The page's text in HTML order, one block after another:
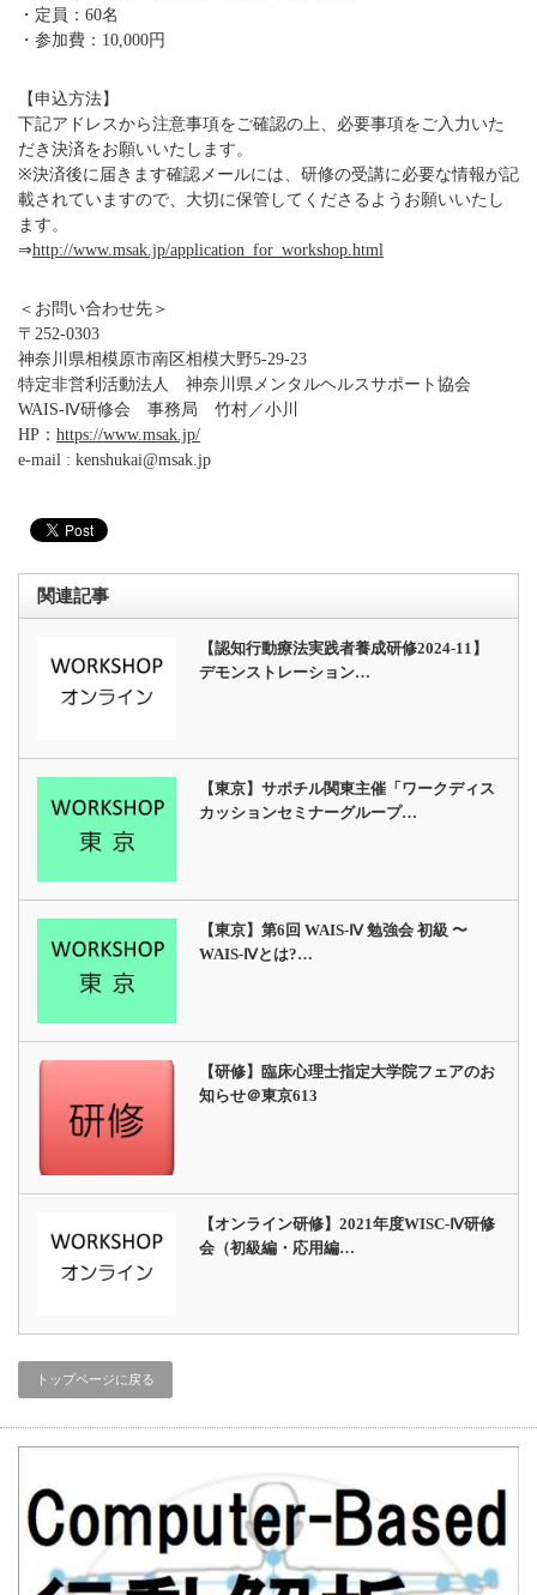
・定員：60名
・参加費：10,000円
【申込方法】
下記アドレスから注意事項をご確認の上、必要事項をご入力いた
だき決済をお願いいたします。
※決済後に届きます確認メールには、研修の受講に必要な情報が記
載されていますので、大切に保管してくださるようお願いいたし
ます。
⇒http://www.msak.jp/application_for_workshop.html
＜お問い合わせ先＞
〒252-0303
神奈川県相模原市南区相模大野5-29-23
特定非営利活動法人 神奈川県メンタルヘルスサポート協会
WAIS-Ⅳ研修会 事務局 竹村／小川
HP： https://www.msak.jp/
e-mail : kenshukai@msak.jp
関連記事
【認知行動療法実践者養成研修2024-11】
デモンストレーション…
【東京】サポチル関東主催「ワークディス
カッションセミナーグループ…
【東京】第6回 WAIS-Ⅳ 勉強会 初級 〜
WAIS-Ⅳとは?…
【研修】臨床心理士指定大学院フェアのお
知らせ＠東京613
【オンライン研修】2021年度WISC-Ⅳ研修
会（初級編・応用編…
トップページに戻る